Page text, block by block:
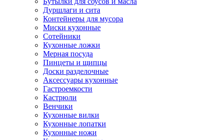
Дуршлаги и сита
Контейнеры для мусора
Миски кухонные
Сотейники
Кухонные ложки
Мерная посуда
Пинцеты и щипцы
Доски разделочные
Аксессуары кухонные
Гастроемкости
Кастрюли
Венчики
Кухонные вилки
Кухонные лопатки
Кухонные ножи